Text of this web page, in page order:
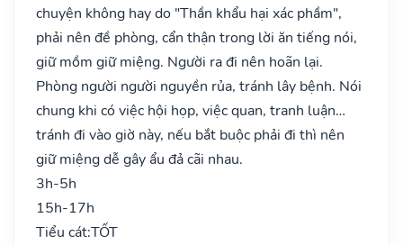
chuyện không hay do "Thần khẩu hại xác phầm",
phải nên đề phòng, cẩn thận trong lời ăn tiếng nói,
giữ mồm giữ miệng. Người ra đi nên hoãn lại.
Phòng người người nguyền rủa, tránh lây bệnh. Nói
chung khi có việc hội họp, việc quan, tranh luận…
tránh đi vào giờ này, nếu bắt buộc phải đi thì nên
giữ miệng dễ gây ẩu đả cãi nhau.
3h-5h
15h-17h
Tiểu cát:TỐT